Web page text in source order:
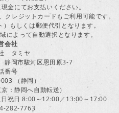
金にてお支払いください。
レジットカードもご利用可能です。
もしくは郵便代引となります。
よって自動選択となります。
会社
タミヤ
岡市駿河区恩田原3-7
番号
（静岡）
：静岡へ自動転送）
祝日 8:00～12:00／13:00～17:00
282-7763